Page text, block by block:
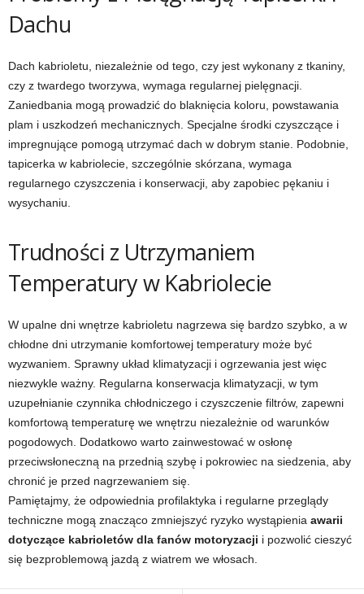
Dachu
Dach kabrioletu, niezależnie od tego, czy jest wykonany z tkaniny,
czy z twardego tworzywa, wymaga regularnej pielęgnacji.
Zaniedbania mogą prowadzić do blaknięcia koloru, powstawania
plam i uszkodzeń mechanicznych. Specjalne środki czyszczące i
impregnujące pomogą utrzymać dach w dobrym stanie. Podobnie,
tapicerka w kabriolecie, szczególnie skórzana, wymaga
regularnego czyszczenia i konserwacji, aby zapobiec pękaniu i
wysychaniu.
Trudności z Utrzymaniem
Temperatury w Kabriolecie
W upalne dni wnętrze kabrioletu nagrzewa się bardzo szybko, a w
chłodne dni utrzymanie komfortowej temperatury może być
wyzwaniem. Sprawny układ klimatyzacji i ogrzewania jest więc
niezwykle ważny. Regularna konserwacja klimatyzacji, w tym
uzupełnianie czynnika chłodniczego i czyszczenie filtrów, zapewni
komfortową temperaturę we wnętrzu niezależnie od warunków
pogodowych. Dodatkowo warto zainwestować w osłonę
przeciwsłoneczną na przednią szybę i pokrowiec na siedzenia, aby
chronić je przed nagrzewaniem się.
Pamiętajmy, że odpowiednia profilaktyka i regularne przeglądy
techniczne mogą znacząco zmniejszyć ryzyko wystąpienia awarii
dotyczące kabrioletów dla fanów motoryzacji i pozwolić cieszyć
się bezproblemową jazdą z wiatrem we włosach.